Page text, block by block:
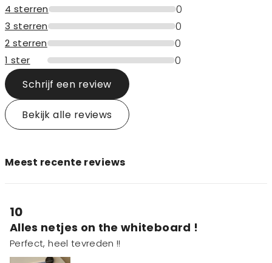
4 sterren 0
3 sterren 0
2 sterren 0
1 ster
0
Schrijf een review
Bekijk alle reviews
Meest recente reviews
10
Alles netjes on the whiteboard !
Perfect, heel tevreden !!